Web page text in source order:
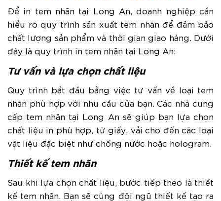
Để in tem nhãn tại Long An, doanh nghiệp cần
hiểu rõ quy trình sản xuất tem nhãn để đảm bảo
chất lượng sản phẩm và thời gian giao hàng. Dưới
đây là quy trình in tem nhãn tại Long An:
Tư vấn và lựa chọn chất liệu
Quy trình bắt đầu bằng việc tư vấn về loại tem
nhãn phù hợp với nhu cầu của bạn. Các nhà cung
cấp tem nhãn tại Long An sẽ giúp bạn lựa chọn
chất liệu in phù hợp, từ giấy, vải cho đến các loại
vật liệu đặc biệt như chống nước hoặc hologram.
Thiết kế tem nhãn
Sau khi lựa chọn chất liệu, bước tiếp theo là thiết
kế tem nhãn. Bạn sẽ cùng đội ngũ thiết kế tạo ra